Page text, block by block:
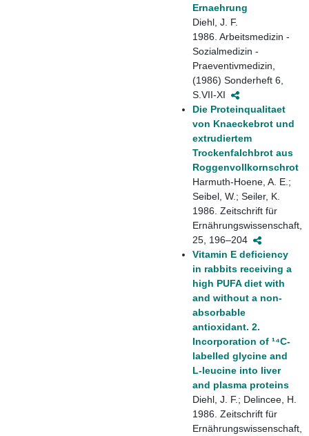
Ernaehrung
Diehl, J. F.
1986. Arbeitsmedizin -
Sozialmedizin -
Praeventivmedizin,
(1986) Sonderheft 6,
S.VII-XI
Die Proteinqualitaet
von Knaeckebrot und
extrudiertem
Trockenfalchbrot aus
Roggenvollkornschrot
Harmuth-Hoene, A. E.;
Seibel, W.; Seiler, K.
1986. Zeitschrift für
Ernährungswissenschaft,
25, 196–204
Vitamin E deficiency
in rabbits receiving a
high PUFA diet with
and without a non-
absorbable
antioxidant. 2.
Incorporation of ¹⁴C-
labelled glycine and
L-leucine into liver
and plasma proteins
Diehl, J. F.; Delincee, H.
1986. Zeitschrift für
Ernährungswissenschaft,